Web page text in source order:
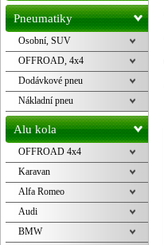
pneu
Pneumatiky
Osobní, SUV
OFFROAD, 4x4
Dodávkové pneu
Nákladní pneu
Alu kola
OFFROAD 4x4
Karavan
Alfa Romeo
Audi
BMW